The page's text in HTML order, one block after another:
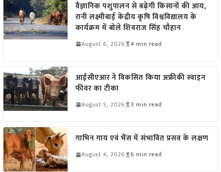
वैज्ञानिक पशुपालन से बढ़ेगी किसानों की आय,
रानी लक्ष्मीबाई केंद्रीय कृषि विश्वविद्यालय के
कार्यक्रम में बोले शिवराज सिंह चौहान
August 6, 2026 4 min read
आईसीएआर ने विकसित किया अफ्रीकी स्वाइन
फीवर का टीका
August 5, 2026 3 min read
गाभिन गाय एवं भैंस में संभावित प्रसव के लक्षण
August 4, 2026 6 min read